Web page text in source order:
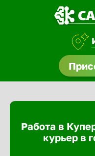
Работа в
курьер в